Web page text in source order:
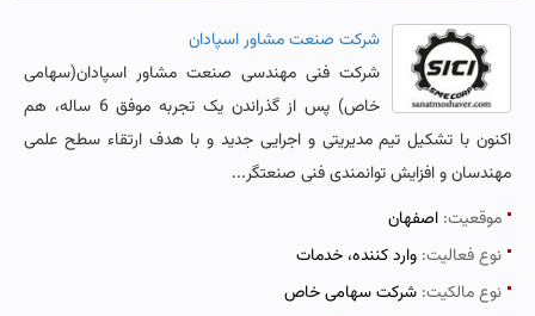
شرکت صنعت مشاور اسپادان
شرکت فنی مهندسی صنعت مشاور اسپادان(سهامی
خاص) پس از گذراندن یک تجربه موفق 6 ساله، هم
اکنون با تشکیل تیم مدیریتی و اجرایی جدید و با هدف ارتقاء سطح علمی
مهندسان و افزایش توانمندی فنی صنعتگر...
موقعیت: اصفهان
نوع فعالیت: وارد کننده، خدمات
نوع مالکیت: شرکت سهامی خاص